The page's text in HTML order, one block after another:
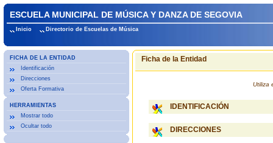
ESCUELA MUNICIPAL DE MÚSICA Y DANZA DE SEGOVIA
Inicio Directorio de Escuelas de Música
FICHA DE LA ENTIDAD
Identificación
Direcciones
Oferta Formativa
HERRAMIENTAS
Mostrar todo
Ocultar todo
Ficha de la Entidad
Utiliza
IDENTIFICACIÓN
DIRECCIONES